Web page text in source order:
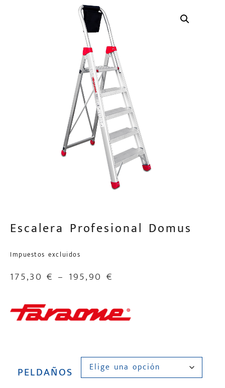
Escalera Profesional Domus
Impuestos excluidos
175,30€ – 195,90 €
PELDAÑOS